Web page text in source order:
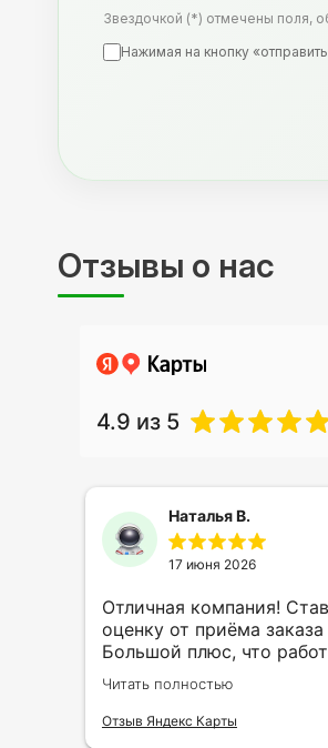
Звездочкой (*) отмечены поля,
Нажимая на кнопку
Отзывы о нас
4.9 из 5
Наталья В.
17 июня 2026
Отличная компания!
оценку от приёма
Большой плюс, что
индивидуальными
было нанести принт на
Заказ был исполнен
Читать полностью
Отзыв Яндекс Карты